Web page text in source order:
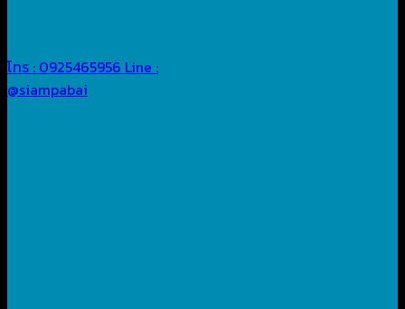
โทร : 0925465956 Line :
@siampabai